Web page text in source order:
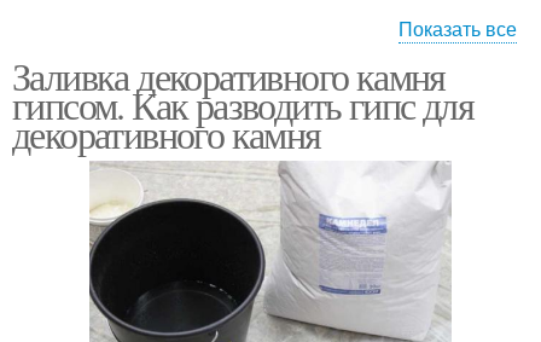
декоративного камня
Показать все
Заливка декоративного камня
гипсом. Как разводить гипс для
декоративного камня